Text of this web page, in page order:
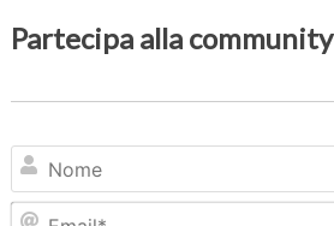
Partecipa alla community